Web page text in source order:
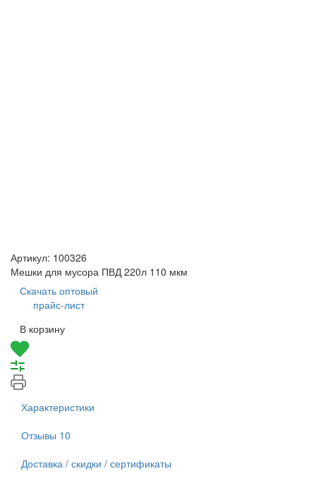
Артикул: 100326
Мешки для мусора ПВД 220л 110 мкм
Скачать оптовый
прайс-лист
В корзину
Характеристики
Отзывы 10
Доставка / скидки / сертификаты